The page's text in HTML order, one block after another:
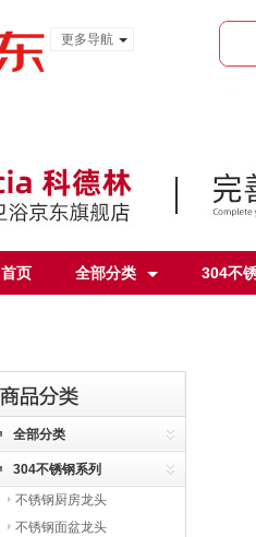
更多导航
首页 全部分类 304不
全部分类
304不锈钢系列
不锈钢厨房龙头
不锈钢面盆龙头